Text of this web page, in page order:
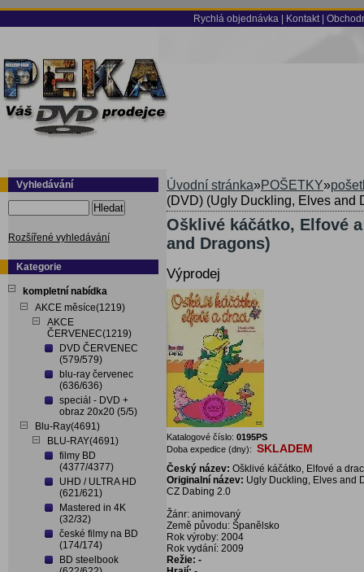
Rychlá objednávka Kontakt
Vyhledávání
Hledat
Rozšířené vyhledávání
Kategorie
kompletní nabídka
AKCE měsíce(1219)
AKCE
ČERVENEC(1219)
DVD ČERVENEC
(579/579)
blu-ray červenec
(636/636)
speciál - DVD +
obraz 20x20 (5/5)
Blu-Ray(4691)
BLU-RAY(4691)
filmy BD
(4377/4377)
UHD / ULTRA HD
(621/621)
Mastered in 4K
(32/32)
české filmy na BD
(174/174)
BD steelbook
Úvodní stránka»POŠETKY»
(DVD) (Ugly Duckling, Elves and
Ošklivé káčátko, Elfové
and Dragons)
Výprodej
Katalogové číslo: 0195PS
Doba expedice (dny): SKLADEM
Český název: Ošklivé káčátko, Elfové a
Originalní název: Ugly Duckling, Elves and
CZ Dabing 2.0
Žánr: animovaný
Země původu: Španělsko
Rok výroby: 2004
Rok vydání: 2009
Režie: -